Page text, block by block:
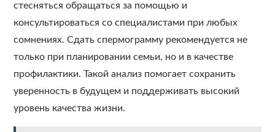
стесняться обращаться за помощью и
консультироваться со специалистами при любых
сомнениях. Сдать спермограмму рекомендуется не
только при планировании семьи, но и в качестве
профилактики. Такой анализ помогает сохранить
уверенность в будущем и поддерживать высокий
уровень качества жизни.